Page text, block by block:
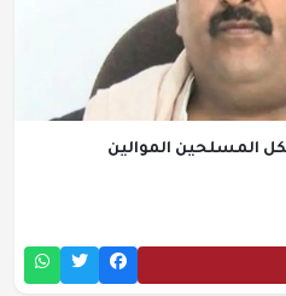
المسلحين الموالين